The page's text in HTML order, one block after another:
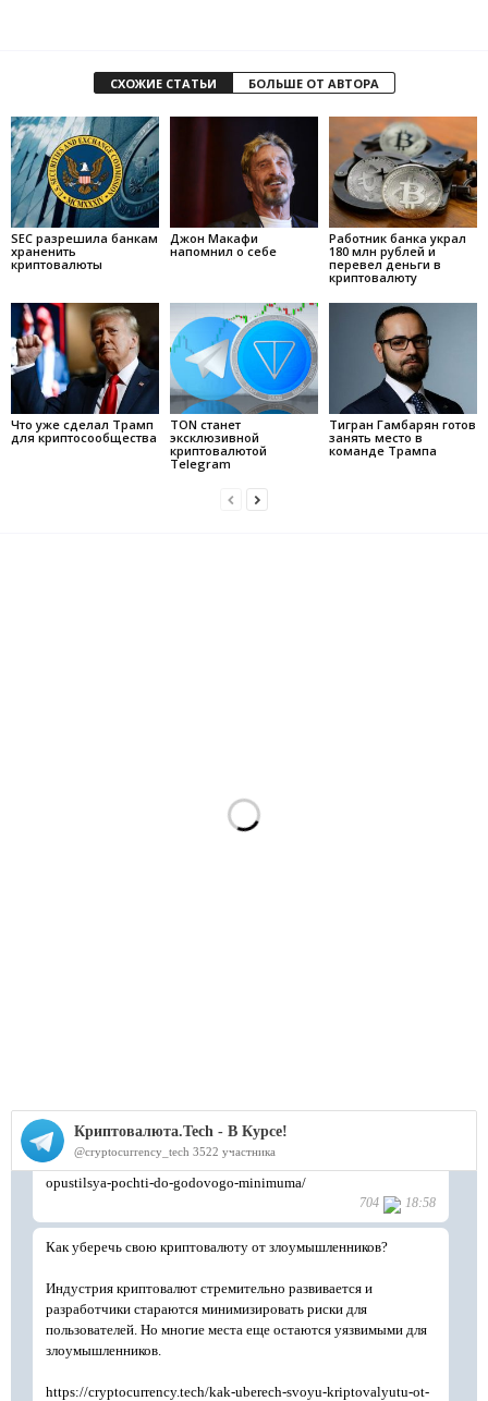
СХОЖИЕ СТАТЬИ БОЛЬШЕ ОТ АВТОРА
SEC разрешила банкам
храненить
криптовалюты
Джон Макафи
напомнил о себе
Работник банка украл
180 млн рублей и
перевел деньги в
криптовалюту
Что уже сделал Трамп
для криптосообщества
TON станет
эксклюзивной
криптовалютой
Telegram
Тигран Гамбарян готов
занять место в
команде Трампа